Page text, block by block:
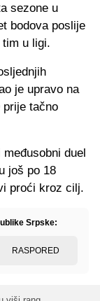
sezone u
bodova poslije
u ligi.
je upravo na
prije tačno
duel
još po 18
proći kroz cilj.
Srpske:
RASPORED